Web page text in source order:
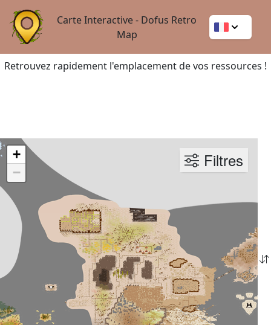
Carte Interactive - Dofus Retro
Map
Retrouvez rapidement l'emplacement de vos ressources !
Filtres
+
−